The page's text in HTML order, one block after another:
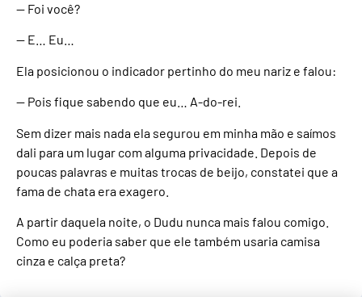
— Foi você?
— E… Eu…
Ela posicionou o indicador pertinho do meu nariz e falou:
— Pois fique sabendo que eu… A-do-rei.
Sem dizer mais nada ela segurou em minha mão e saímos
dali para um lugar com alguma privacidade. Depois de
poucas palavras e muitas trocas de beijo, constatei que a
fama de chata era exagero.
A partir daquela noite, o Dudu nunca mais falou comigo.
Como eu poderia saber que ele também usaria camisa
cinza e calça preta?